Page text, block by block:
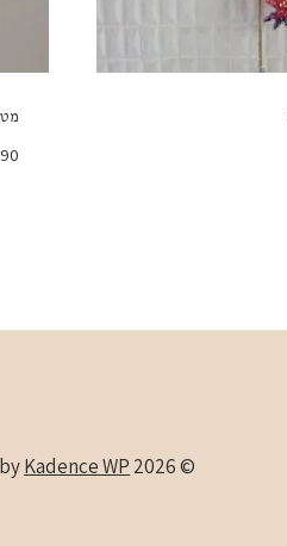
© 2026 Judaica Gifts - WordPress Theme by
Kadence WP